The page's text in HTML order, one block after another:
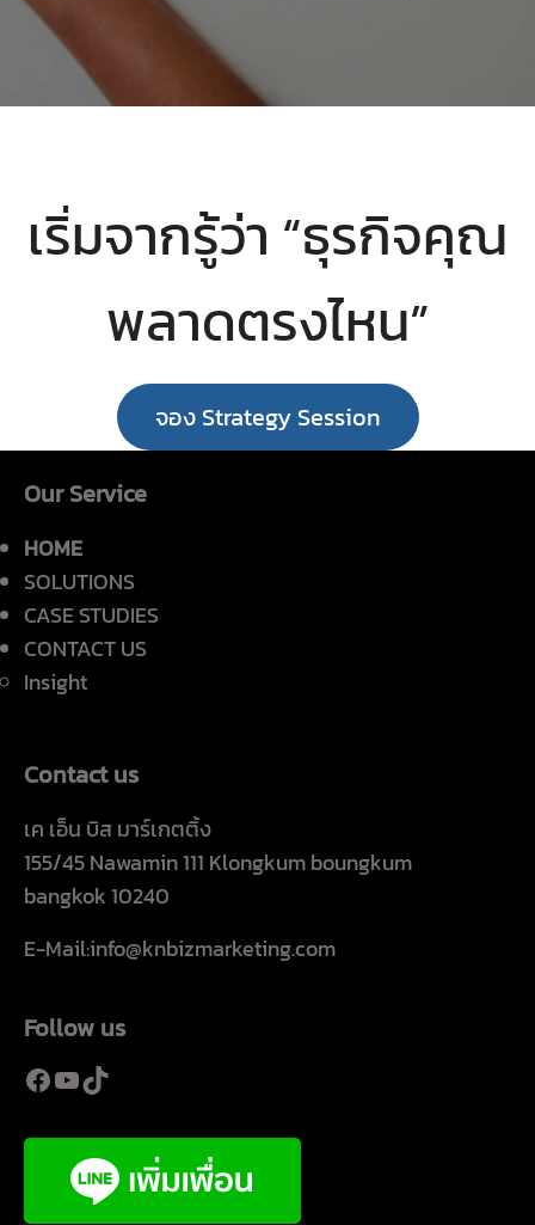
เริ่มจากรู้ว่า “ธุรกิจคุณ
พลาดตรงไหน”
จอง Strategy Session
Our Service
HOME
SOLUTIONS
CASE STUDIES
CONTACT US
Insight
Contact us
เค เอ็น บิส มาร์เกตติ้ง
155/45 Nawamin 111 Klongkum boungkum
bangkok 10240
E-Mail:info@knbizmarketing.com
Follow us
Facebook
YouTube
TikTok